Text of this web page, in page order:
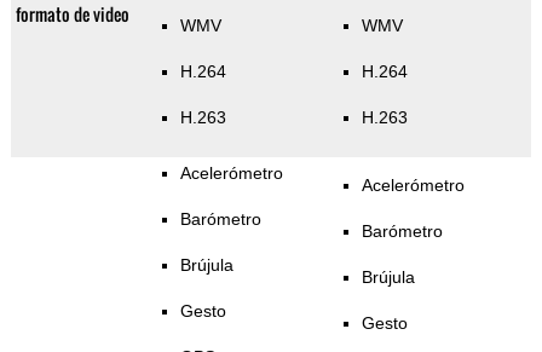
formato de video WMV
H.264
H.263
WMV
H.264
H.263
Acelerómetro
Barómetro
Brújula
Gesto
Acelerómetro
Barómetro
Brújula
Gesto